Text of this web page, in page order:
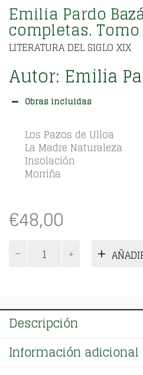
Emilia Pardo
completas. Tomo
LITERATURA DEL SIGLO XIX
Autor: Emilia
Obras incluidas
Los Pazos de Ulloa
La Madre Naturaleza
Insolación
Morriña
€48,00
Pardo
Tomo
02
Descripción
Información adicional